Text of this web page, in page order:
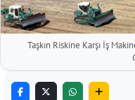
Taşkın Riskine Karşı İş